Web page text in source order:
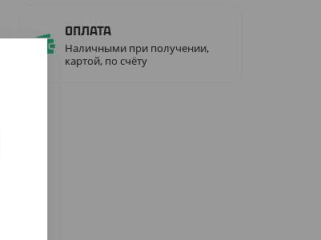
Оплата
Наличными при получении,
картой, по счёту